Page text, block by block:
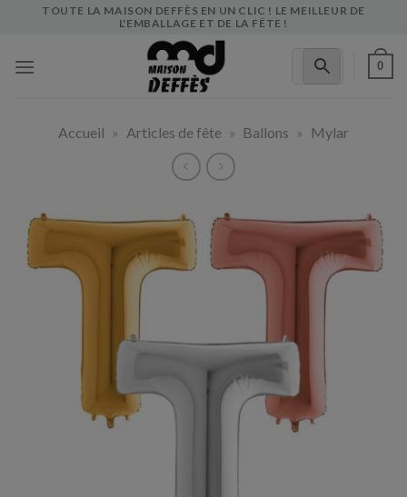
TOUTE LA MAISON DEFFÈS EN UN CLIC ! LE MEILLEUR DE
L'EMBALLAGE ET DE LA FÊTE !
0
Accueil » Articles de fête » Ballons » Mylar